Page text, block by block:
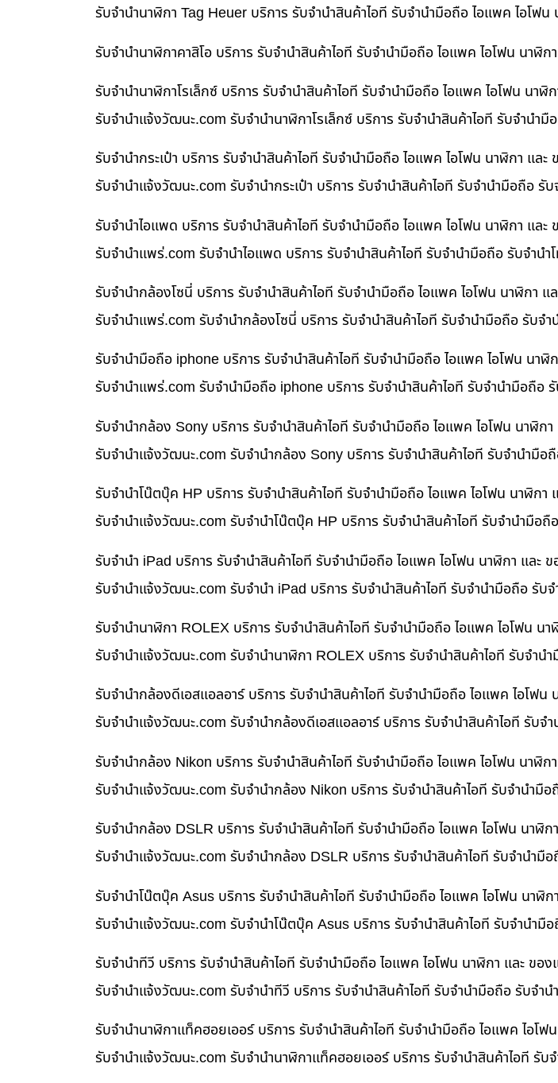
รับจำนำนาฬิกา Tag Heuer บริการ รับจำนำสินค้าไอที รับจำนำมือถือ ไอแพค ไอโฟ
รับจำนำนาฬิกาคาสิโอ บริการ รับจำนำสินค้าไอที รับจำนำมือถือ ไอแพค ไอโฟน นาฬิ
รับจำนำนาฬิกาโรเล็กซ์ บริการ รับจำนำสินค้าไอที รับจำนำมือถือ ไอแพค ไอโฟน นา
รับจํานําแจ้งวัฒนะ.com รับจำนำนาฬิกาโรเล็กซ์ บริการ รับจำนำสินค้าไอที รับจำนำ
รับจำนำกระเป๋า บริการ รับจำนำสินค้าไอที รับจำนำมือถือ ไอแพค ไอโฟน นาฬิกา แล
รับจํานําแจ้งวัฒนะ.com รับจำนำกระเป๋า บริการ รับจำนำสินค้าไอที รับจำนำมือถือ
รับจำนำไอแพด บริการ รับจำนำสินค้าไอที รับจำนำมือถือ ไอแพค ไอโฟน นาฬิกา และ
รับจํานําแพร่.com รับจำนำไอแพด บริการ รับจำนำสินค้าไอที รับจำนำมือถือ รับจำน
รับจำนำกล้องโซนี่ บริการ รับจำนำสินค้าไอที รับจำนำมือถือ ไอแพค ไอโฟน นาฬิกา
รับจํานําแพร่.com รับจำนำกล้องโซนี่ บริการ รับจำนำสินค้าไอที รับจำนำมือถือ รับจ
รับจำนำมือถือ iphone บริการ รับจำนำสินค้าไอที รับจำนำมือถือ ไอแพค ไอโฟน นาฬิ
รับจํานําแพร่.com รับจำนำมือถือ iphone บริการ รับจำนำสินค้าไอที รับจำนำมือถือ
รับจำนำกล้อง Sony บริการ รับจำนำสินค้าไอที รับจำนำมือถือ ไอแพค ไอโฟน นาฬิก
รับจํานําแจ้งวัฒนะ.com รับจำนำกล้อง Sony บริการ รับจำนำสินค้าไอที รับจำนำมื
รับจำนำโน๊ตบุ๊ค HP บริการ รับจำนำสินค้าไอที รับจำนำมือถือ ไอแพค ไอโฟน นาฬิกา
รับจํานําแจ้งวัฒนะ.com รับจำนำโน๊ตบุ๊ค HP บริการ รับจำนำสินค้าไอที รับจำนำมือ
รับจำนำ iPad บริการ รับจำนำสินค้าไอที รับจำนำมือถือ ไอแพค ไอโฟน นาฬิกา และ
รับจํานําแจ้งวัฒนะ.com รับจำนำ iPad บริการ รับจำนำสินค้าไอที รับจำนำมือถือ รับ
รับจำนำนาฬิกา ROLEX บริการ รับจำนำสินค้าไอที รับจำนำมือถือ ไอแพค ไอโฟน น
รับจํานําแจ้งวัฒนะ.com รับจำนำนาฬิกา ROLEX บริการ รับจำนำสินค้าไอที รับจำน
รับจำนำกล้องดีเอสแอลอาร์ บริการ รับจำนำสินค้าไอที รับจำนำมือถือ ไอแพค ไอโฟ
รับจํานําแจ้งวัฒนะ.com รับจำนำกล้องดีเอสแอลอาร์ บริการ รับจำนำสินค้าไอที รับ
รับจำนำกล้อง Nikon บริการ รับจำนำสินค้าไอที รับจำนำมือถือ ไอแพค ไอโฟน นาฬิ
รับจํานําแจ้งวัฒนะ.com รับจำนำกล้อง Nikon บริการ รับจำนำสินค้าไอที รับจำนำมื
รับจำนำกล้อง DSLR บริการ รับจำนำสินค้าไอที รับจำนำมือถือ ไอแพค ไอโฟน นาฬิ
รับจํานําแจ้งวัฒนะ.com รับจำนำกล้อง DSLR บริการ รับจำนำสินค้าไอที รับจำนำมื
รับจำนำโน๊ตบุ๊ค Asus บริการ รับจำนำสินค้าไอที รับจำนำมือถือ ไอแพค ไอโฟน นาฬิ
รับจํานําแจ้งวัฒนะ.com รับจำนำโน๊ตบุ๊ค Asus บริการ รับจำนำสินค้าไอที รับจำนำมื
รับจำนำทีวี บริการ รับจำนำสินค้าไอที รับจำนำมือถือ ไอแพค ไอโฟน นาฬิกา และ ขอ
รับจํานําแจ้งวัฒนะ.com รับจำนำทีวี บริการ รับจำนำสินค้าไอที รับจำนำมือถือ รับจำ
รับจำนำนาฬิกาแท็คฮอยเออร์ บริการ รับจำนำสินค้าไอที รับจำนำมือถือ ไอแพค ไอโ
รับจํานําแจ้งวัฒนะ.com รับจำนำนาฬิกาแท็คฮอยเออร์ บริการ รับจำนำสินค้าไอที รั